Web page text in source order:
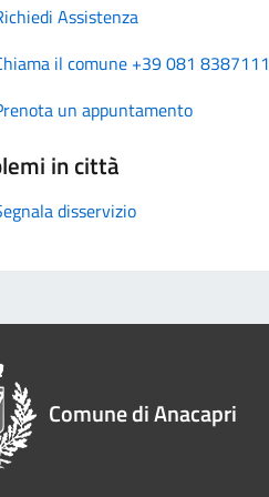
Assistenza
il comune +39 081 8387111
un appuntamento
in città
disservizio
Comune di Anacapri